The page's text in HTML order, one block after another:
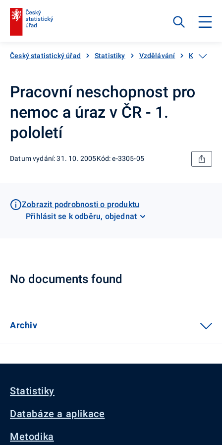
Český statistický úřad Statistiky Vzdělávání Katalog
Pracovní neschopnost pro
nemoc a úraz v ČR - 1.
pololetí
Datum vydání: 31. 10. 2005Kód: e-3305-05
Zobrazit podrobnosti o produktu
Přihlásit se k odběru, objednat
No documents found
Archiv
Statistiky
Databáze a aplikace
Metodika